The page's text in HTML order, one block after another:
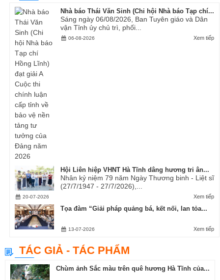
Nhà báo Thái Văn Sinh (Chi hội Nhà báo Tạp chí...
Sáng ngày 06/08/2026, Ban Tuyên giáo và Dân
vận Tỉnh ủy chủ trì, phối...
Xem tiếp
06-08-2026
Hội Liên hiệp VHNT Hà Tĩnh dâng hương tri ân...
Nhân kỷ niệm 79 năm Ngày Thương binh - Liệt sĩ
(27/7/1947 - 27/7/2026),...
Xem tiếp
20-07-2026
Tọa đàm “Giải pháp quảng bá, kết nối, lan tỏa...
Xem tiếp
13-07-2026
TÁC GIẢ - TÁC PHẨM
Chùm ảnh Sắc màu trên quê hương Hà Tĩnh của...